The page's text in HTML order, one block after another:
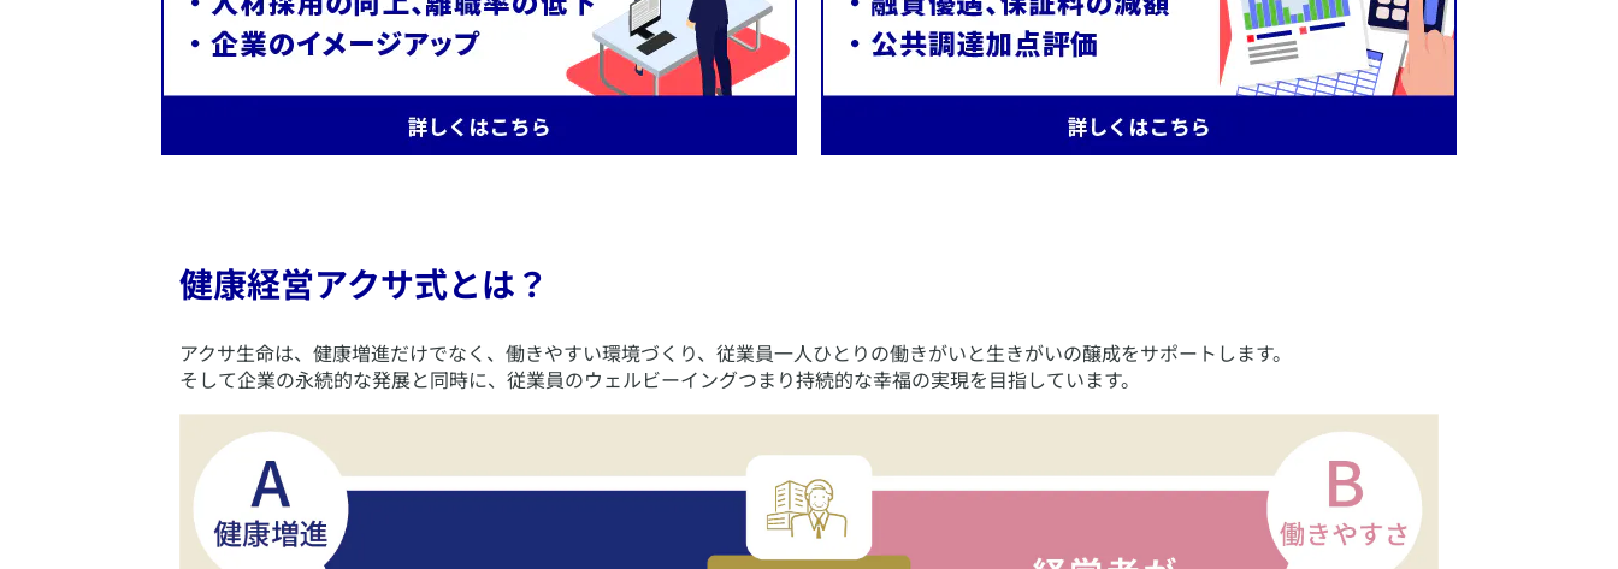
健康経営アクサ式とは？
​アクサ生命は、健康増進だけでなく、働きやすい環境づくり、従業員一人ひとりの働きがいと生きがいの醸成をサポートします。
そして企業の永続的な発展と同時に、従業員のウェルビーイングつまり持続的な幸福の実現を目指しています。